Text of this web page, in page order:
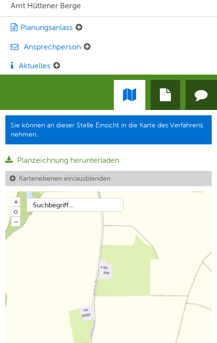
Amt Hüttener Berge
Planungsanlass
Ansprechperson
Aktuelles
Sie können an dieser Stelle Einsicht in die Karte des Verfahrens
nehmen.
Planzeichnung herunterladen
Kartenebenen ein/ausblenden
Suchbegriff...
+
o
−